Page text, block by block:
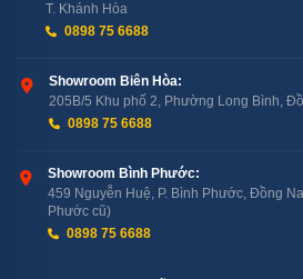
MaxiSpace3
MaxiSpace3 là giá đựng thứ ba,
không cần cúi người. Điều này
còn tối ưu hóa không gian bên trong
T. Khánh Hòa
0898 75 6688
Showroom Biên Hòa:
205B/5 Khu phố 2, Phường Long Bình,
0898 75 6688
Showroom Bình Phước:
459 Nguyễn Huệ, P. Bình Phước, Đồng
Phước cũ)
0898 75 6688